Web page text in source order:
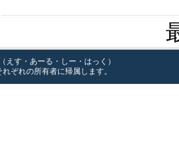
す・あーる・しー・はっく）
ぞれの所有者に帰属します。